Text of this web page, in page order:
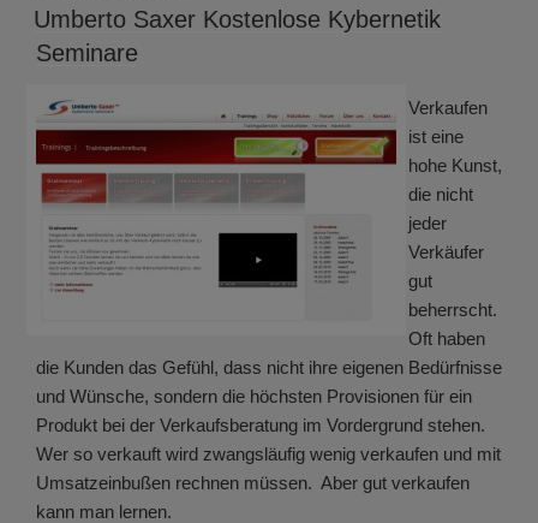
AM
Umberto Saxer Kostenlose Kybernetik
Seminare
Verkaufen
ist eine
hohe Kunst,
die nicht
jeder
Verkäufer
gut
beherrscht.
Oft haben
die Kunden das Gefühl, dass nicht ihre eigenen Bedürfnisse
und Wünsche, sondern die höchsten Provisionen für ein
Produkt bei der Verkaufsberatung im Vordergrund stehen.
Wer so verkauft wird zwangsläufig wenig verkaufen und mit
Umsatzeinbußen rechnen müssen. Aber gut verkaufen
kann man lernen.